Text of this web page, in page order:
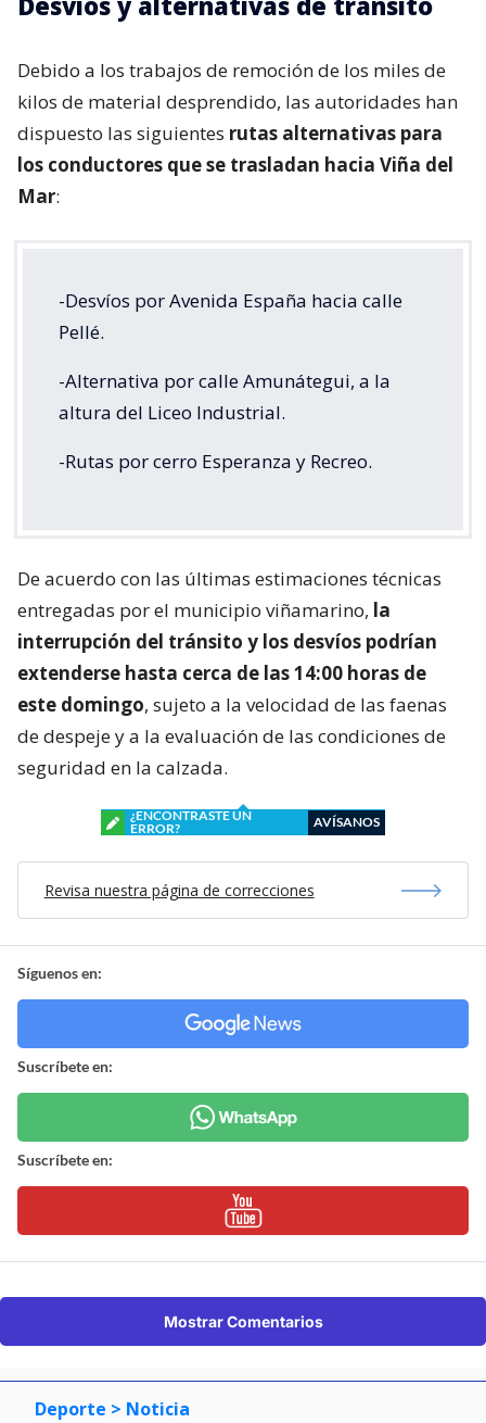
Debido a los trabajos de remoción de los miles de
kilos de material desprendido, las autoridades han
dispuesto las siguientes rutas alternativas para
los conductores que se trasladan hacia Viña del
Mar:
-Desvíos por Avenida España hacia calle
Pellé.
-Alternativa por calle Amunátegui, a la
altura del Liceo Industrial.
-Rutas por cerro Esperanza y Recreo.
De acuerdo con las últimas estimaciones técnicas
entregadas por el municipio viñamarino, la
interrupción del tránsito y los desvíos podrían
extenderse hasta cerca de las 14:00 horas de
este domingo, sujeto a la velocidad de las faenas
de despeje y a la evaluación de las condiciones de
seguridad en la calzada.
¿ENCONTRASTE UN
ERROR?
AVÍSANOS
Revisa nuestra página de correcciones
Síguenos en:
Suscríbete en:
Suscríbete en:
Mostrar Comentarios
Deporte > Noticia